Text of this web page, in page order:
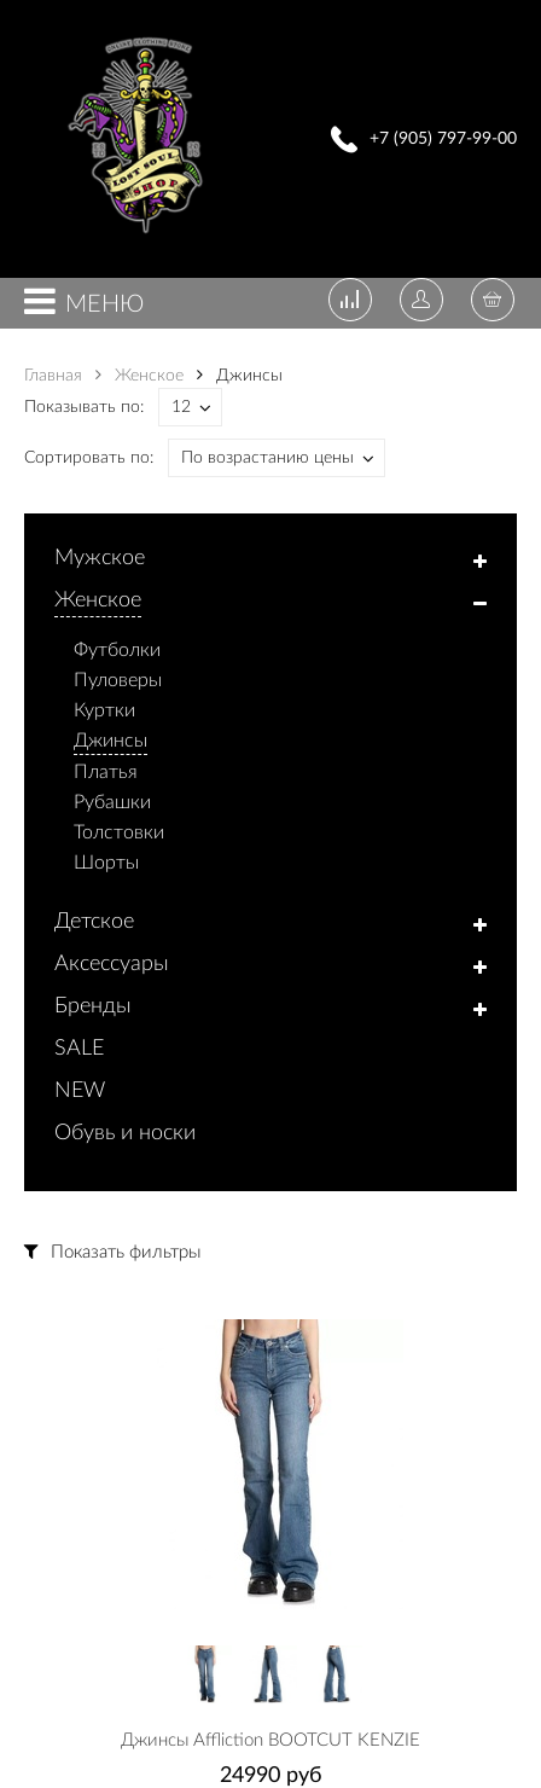
+7 (905) 797-99-00
МЕНЮ
Главная Женское
Джинсы
Показывать по:
Сортировать по:
Мужское
Женское
Футболки
Пуловеры
Куртки
Джинсы
Платья
Рубашки
Толстовки
Шорты
Детское
Аксессуары
Бренды
SALE
NEW
Обувь и носки
Показать фильтры
Джинсы Affliction BOOTCUT KENZIE
24990 руб